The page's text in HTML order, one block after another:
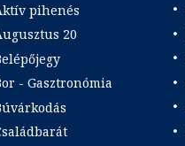
pihenés
20
- Gasztronómia